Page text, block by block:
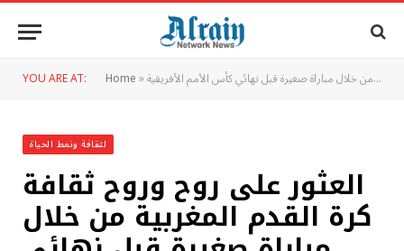
YOU ARE AT: Home»العثور على روح وروح ثقافة كرة القدم المغربية من خلال مباراة صغيرة قبل نهائي كأس الأمم الأفريقية
لثقافة ونمط الحياة
العثور على روح وروح ثقافة
كرة القدم المغربية من خلال